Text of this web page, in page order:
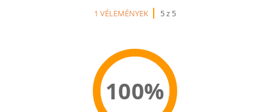
1 VÉLEMÉNYEK
5 z 5
100%